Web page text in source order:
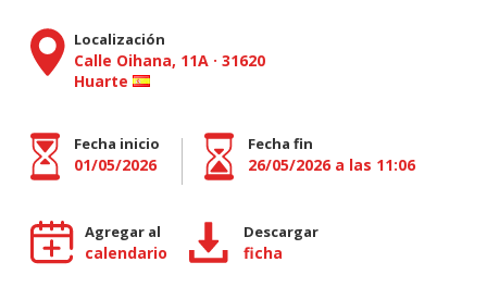
Localización
Calle Oihana, 11A · 31620
Huarte
Fecha inicio
01/05/2026
Fecha fin
26/05/2026 a las 11:06
Agregar al
calendario
Descargar
ficha